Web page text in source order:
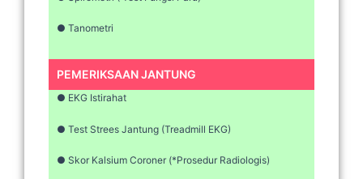
● Tanometri
PEMERIKSAAN JANTUNG
● EKG Istirahat
● Test Strees Jantung (Treadmill EKG)
● Skor Kalsium Coroner (*Prosedur Radiologis)